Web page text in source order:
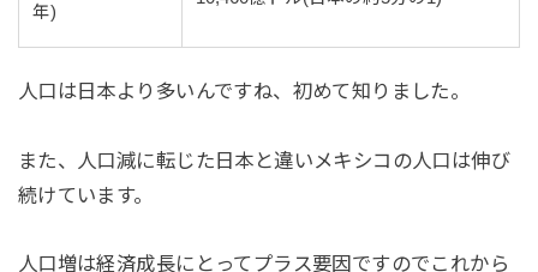
年)
人口は日本より多いんですね、初めて知りました。
また、人口減に転じた日本と違いメキシコの人口は伸び
続けています。
人口増は経済成長にとってプラス要因ですのでこれから